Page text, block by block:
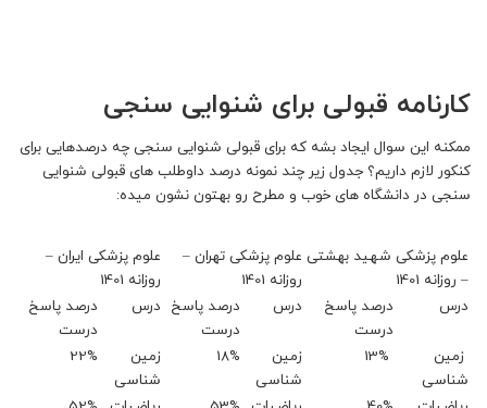
کارنامه قبولی برای شنوایی سنجی
ممکنه این سوال ایجاد بشه که برای قبولی شنوایی سنجی چه درصدهایی برای
کنکور لازم داریم؟ جدول زیر چند نمونه درصد داوطلب های قبولی شنوایی
سنجی در دانشگاه های خوب و مطرح رو بهتون نشون میده:
علوم پزشکی شهید بهشتی
– روزانه 1401
علوم پزشکی تهران –
روزانه 1401
علوم پزشکی ایران –
روزانه 1401
درس
درصد پاسخ
درست
درس
درصد پاسخ
درست
درس
درصد پاسخ
درست
زمین
شناسی
زمین
شناسی
18%
زمین
شناسی
22%